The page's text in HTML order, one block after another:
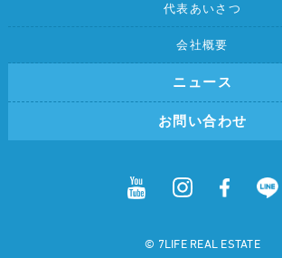
代表あいさつ
会社概要
ニュース
お問い合わせ
©︎ 7LIFE REAL ESTATE